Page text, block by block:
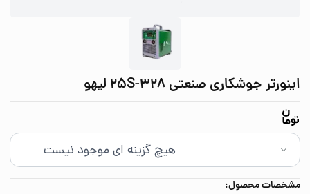
اینورتر جوشکاری صنعتی 25S-328 لیهو
مشخصات محصول: